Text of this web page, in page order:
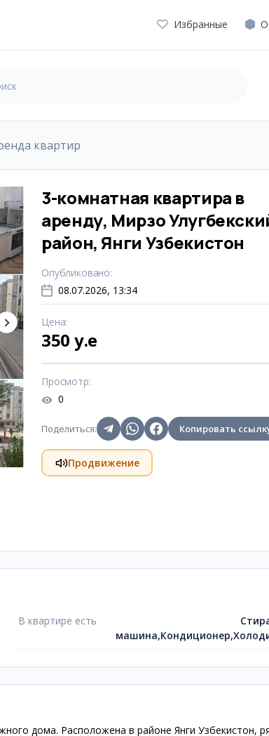
Избранные
квартир
3-комнатная квартира в
аренду, Мирзо
район, Янги Узбекистон
Опубликовано:
08.07.2026, 13:34
Цена:
350 y.e
Просмотр:
0
Поделиться: Копировать
Продвижение
В квартире есть
дома. Расположена в районе Янги Узбекистон,